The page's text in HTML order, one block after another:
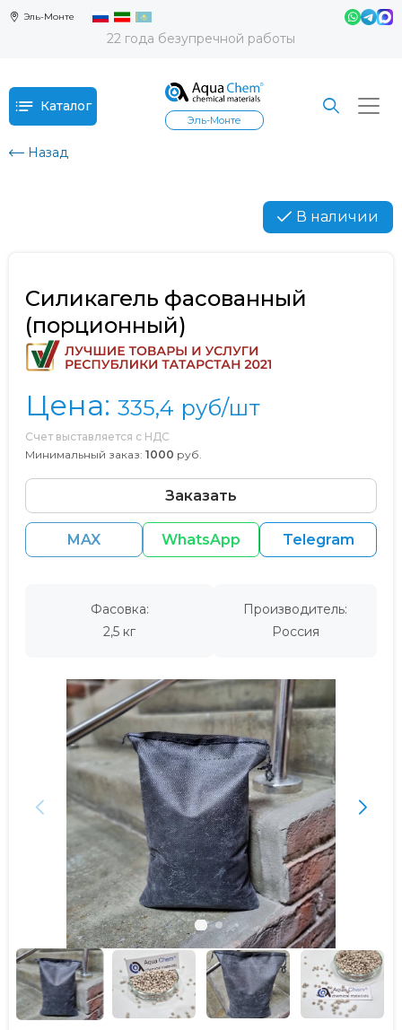
Эль-Монте
22 года безупречной работы
Каталог
Эль-Монте
Назад
В наличии
Силикагель фасованный
(порционный)
Цена: 335,4 руб/шт
Счет выставляется с НДС
Минимальный заказ: 1000 руб.
Заказать
MAX WhatsApp Telegram
Фасовка:
2,5 кг
Производитель:
Россия